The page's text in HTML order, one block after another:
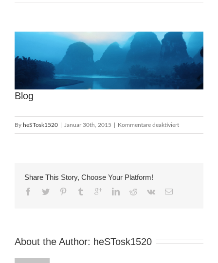
Blog
By heSTosk1520 Januar 30th, 2015 Kommentare deaktiviertfür
Share This Story, Choose Your Platform!
About the Author: heSTosk1520